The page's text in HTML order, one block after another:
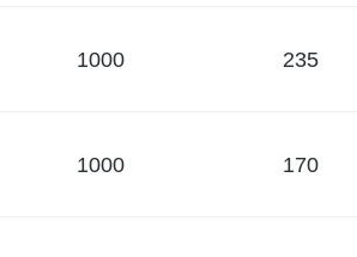
1000 235
1000 170